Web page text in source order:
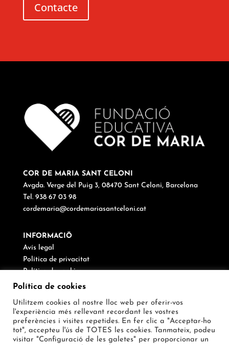
Contacte
COR DE MARIA SANT CELONI
Avgda. Verge del Puig 3, 08470 Sant Celoni, Barcelona
Tel. 938 67 03 98
cordemaria@cordemariasantceloni.cat
INFORMACIÖ
Avís legal
Política de privacitat
Política de cookies
Canal de denúncies
SEGUEIX-NOS
Política de cookies
Utilitzem cookies al nostre lloc web per oferir-vos
l'experiència més rellevant recordant les vostres
preferències i visites repetides. En fer clic a "Acceptar-ho
tot", accepteu l'ús de TOTES les cookies. Tanmateix, podeu
visitar "Configuració de les galetes" per proporcionar un